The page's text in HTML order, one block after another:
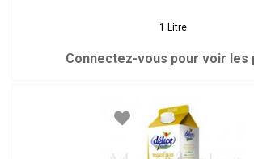
1 Litre
Connectez-vous pour voir les